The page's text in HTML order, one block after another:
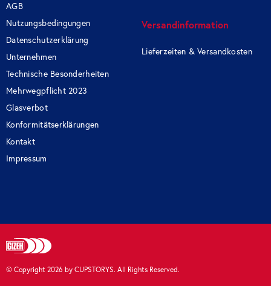
AGB
Nutzungsbedingungen
Datenschutzerklärung
Unternehmen
Technische Besonderheiten
Mehrwegpflicht 2023
Glasverbot
Konformitätserklärungen
Kontakt
Impressum
Versandinformation
Lieferzeiten & Versandkosten
© Copyright 2026 by CUPSTORYS. All Rights Reserved.